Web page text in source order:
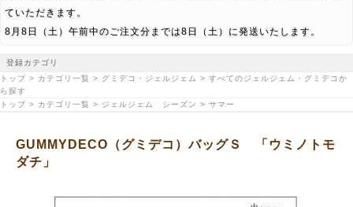
ていただきます。
8月8日（土）午前中のご注文分までは8日（土）に発送いたします。
登録カテゴリ
トップ > カテゴリ一覧 > グミデコ・ジェルジェム > すべてのジェルジェム・グミデコか
ら探す
トップ > カテゴリ一覧 > ジェルジェム シーズン > サマー
GUMMYDECO（グミデコ）バッグＳ 「ウミノトモ
ダチ」